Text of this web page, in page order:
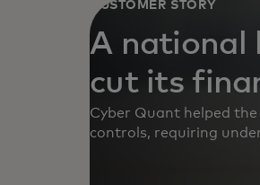
CUSTOMER STORY
A national
cut its
Cyber Quant helped
controls, requiring